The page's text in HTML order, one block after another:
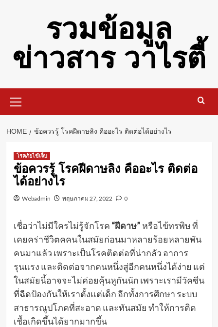
รวมข้อมูล
ข่าวสาร วาไรตี้
Menu
HOME ข้อควรรู้ โรคฝีดาษลิง คืออะไร ติดต่อได้อย่างไร
โรคภัยไข้เจ็บ
ข้อควรรู้ โรคฝีดาษลิง คืออะไร ติดต่อ
ได้อย่างไร
Webadmin พฤษภาคม 27, 2022 0
เชื่อว่าไม่มีใครไม่รู้จักโรค “ฝีดาษ” หรือไข้ทรพิษ ที่
เคยคร่าชีวิตคคนในสมัยก่อนมาหลายร้อยหลายพัน
คนมาแล้ว เพราะเป็นโรคติดต่อที่น่ากลัว อาการ
รุนแรง และติดต่อจากคนหนึ่งสู่อีกคนหนึ่งได้ง่าย แต่
ในสมัยนี้อาจจะไม่ค่อยคุ้นหูกันนัก เพราะเรามีวัคซีน
ที่ฉีดป้องกันให้เราตั้งแต่เด็ก อีกทั้งการศึกษา ระบบ
สาธารณูปโภคที่สะอาด และทันสมัย ทำให้การติด
เชื้อเกิดขึ้นได้ยากมากขึ้น